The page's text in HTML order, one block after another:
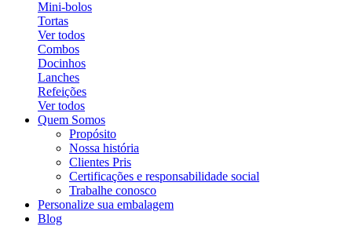
Mini-bolos
Tortas
Ver todos
Combos
Docinhos
Lanches
Refeições
Ver todos
Quem Somos
Propósito
Nossa história
Clientes Pris
Certificações e responsabilidade social
Trabalhe conosco
Personalize sua embalagem
Blog